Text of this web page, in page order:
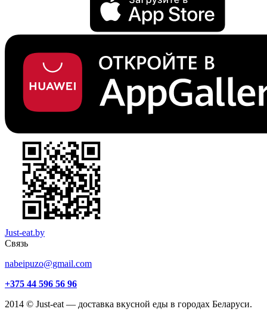
Just-eat.by
Связь
nabeipuzo@gmail.com
+375 44 596 56 96
2014 © Just-eat — доставка вкусной еды в городах Беларуси.